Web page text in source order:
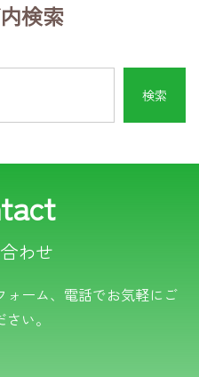
検索
わせ
ォーム、電話でお気軽にご
い。
い合わせ